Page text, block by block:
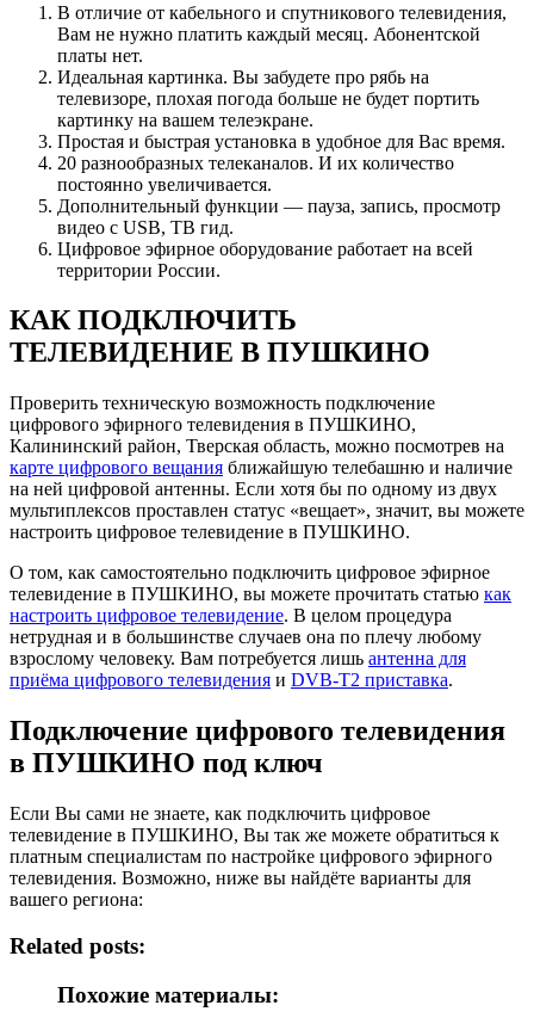
В отличие от кабельного и спутникового телевидения,
Вам не нужно платить каждый месяц. Абонентской
платы нет.
Идеальная картинка. Вы забудете про рябь на
телевизоре, плохая погода больше не будет портить
картинку на вашем телеэкране.
Простая и быстрая установка в удобное для Вас время.
20 разнообразных телеканалов. И их количество
постоянно увеличивается.
Дополнительный функции — пауза, запись, просмотр
видео с USB, ТВ гид.
Цифровое эфирное оборудование работает на всей
территории России.
КАК ПОДКЛЮЧИТЬ
ТЕЛЕВИДЕНИЕ В ПУШКИНО
Проверить техническую возможность подключение
цифрового эфирного телевидения в ПУШКИНО,
Калининский район, Тверская область, можно посмотрев на
карте цифрового вещания ближайшую телебашню и наличие
на ней цифровой антенны. Если хотя бы по одному из двух
мультиплексов проставлен статус «вещает», значит, вы можете
настроить цифровое телевидение в ПУШКИНО.
О том, как самостоятельно подключить цифровое эфирное
телевидение в ПУШКИНО, вы можете прочитать статью как
настроить цифровое телевидение. В целом процедура
нетрудная и в большинстве случаев она по плечу любому
взрослому человеку. Вам потребуется лишь антенна для
приёма цифрового телевидения и DVB-T2 приставка.
Подключение цифрового телевидения
в ПУШКИНО под ключ
Если Вы сами не знаете, как подключить цифровое
телевидение в ПУШКИНО, Вы так же можете обратиться к
платным специалистам по настройке цифрового эфирного
телевидения. Возможно, ниже вы найдёте варианты для
вашего региона:
Related posts:
Похожие материалы: